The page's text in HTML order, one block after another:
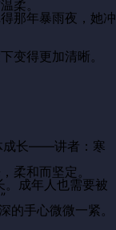
柔。
那年暴雨夜，她冲
变得更加清晰。
成长——讲者：寒
柔和而坚定。
。成年人也需要被
手心微微一紧。